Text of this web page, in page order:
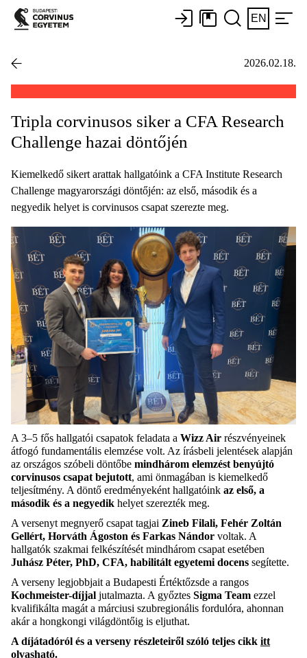
EN
2026.02.18.
Tripla corvinusos siker a CFA Research
Challenge hazai döntőjén
Kiemelkedő sikert arattak hallgatóink a CFA Institute Research
Challenge magyarországi döntőjén: az első, második és a
negyedik helyet is corvinusos csapat szerezte meg.
A 3–5 fős hallgatói csapatok feladata a Wizz Air részvényeinek
átfogó fundamentális elemzése volt. Az írásbeli jelentések alapján
az országos szóbeli döntőbe mindhárom elemzést benyújtó
corvinusos csapat bejutott, ami önmagában is kiemelkedő
teljesítmény. A döntő eredményeként hallgatóink az első, a
második és a negyedik helyet szerezték meg.
A versenyt megnyerő csapat tagjai Zineb Filali, Fehér Zoltán
Gellért, Horváth Ágoston és Farkas Nándor voltak. A
hallgatók szakmai felkészítését mindhárom csapat esetében
Juhász Péter, PhD, CFA, habilitált egyetemi docens segítette.
A verseny legjobbjait a Budapesti Értéktőzsde a rangos
Kochmeister-díjjal jutalmazta. A győztes Sigma Team ezzel
kvalifikálta magát a márciusi szubregionális fordulóra, ahonnan
akár a hongkongi világdöntőig is eljuthat.
A díjátadóról és a verseny részleteiről szóló teljes cikk itt
olvasható.